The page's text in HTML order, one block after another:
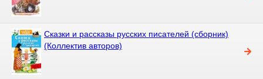
Сказки и рассказы русских писателей (сборник)
(Коллектив авторов)